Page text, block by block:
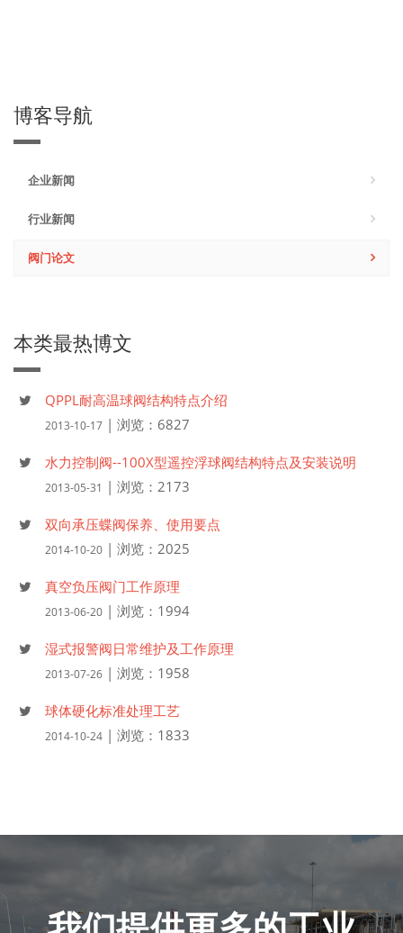
博客导航
企业新闻
行业新闻
阀门论文
本类最热博文
QPPL耐高温球阀结构特点介绍
2013-10-17 | 浏览：6827
水力控制阀--100X型遥控浮球阀结构特点及安装说明
2013-05-31 | 浏览：2173
双向承压蝶阀保养、使用要点
2014-10-20 | 浏览：2025
真空负压阀门工作原理
2013-06-20 | 浏览：1994
湿式报警阀日常维护及工作原理
2013-07-26 | 浏览：1958
球体硬化标准处理工艺
2014-10-24 | 浏览：1833